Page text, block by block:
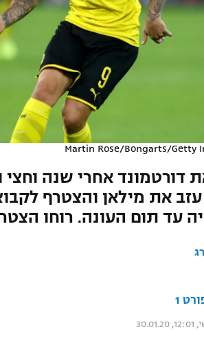
Martin Rose/Bongarts/Getty
עזב את מילאן והצטרף
עד תום העונה. רוחו
1